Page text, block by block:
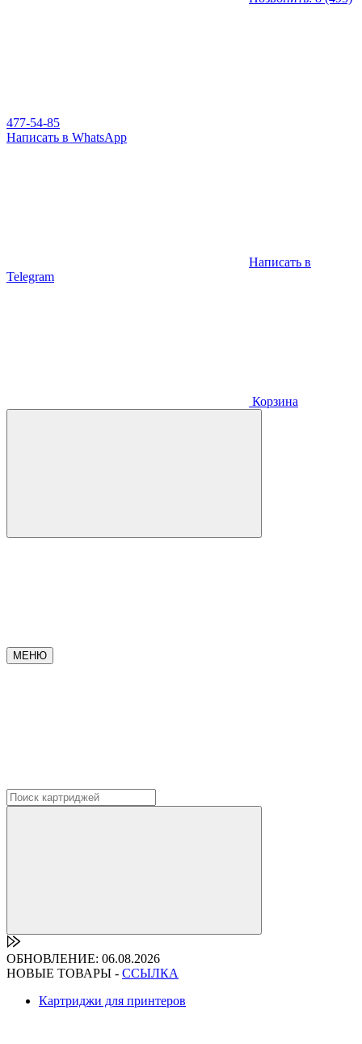
477-54-85
Написать в WhatsApp
Написать в
Telegram
Корзина
МЕНЮ
ОБНОВЛЕНИЕ: 06.08.2026
НОВЫЕ ТОВАРЫ - ССЫЛКА
Картриджи для принтеров